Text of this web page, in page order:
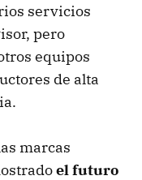
servicios
pero
equipos
de alta
marcas
el futuro